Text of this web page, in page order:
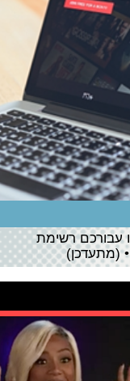
עבורכם רשימת
(מתעדכן)